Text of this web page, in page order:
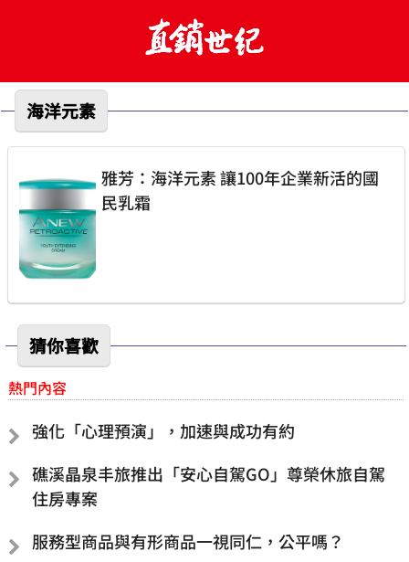
海洋元素
雅芳：海洋元素 讓100年企業新活的國
民乳霜
猜你喜歡
熱門內容
強化「心理預演」，加速與成功有約
礁溪晶泉丰旅推出「安心自駕GO」尊榮休旅自駕
住房專案
服務型商品與有形商品一視同仁，公平嗎？